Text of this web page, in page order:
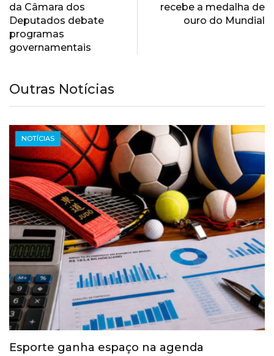
da Câmara dos
Deputados debate
programas
governamentais
recebe a medalha de
ouro do Mundial
Outras Notícias
NOTÍCIAS
Esporte ganha espaço na agenda